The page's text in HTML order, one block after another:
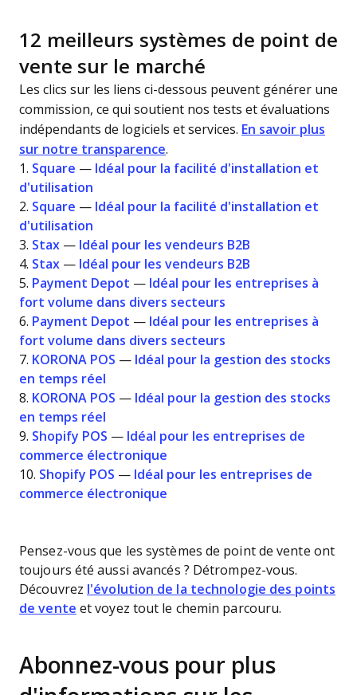
12 meilleurs systèmes de point de
vente sur le marché
Les clics sur les liens ci-dessous peuvent générer une
commission, ce qui soutient nos tests et évaluations
indépendants de logiciels et services. En savoir plus
sur notre transparence.
1. Square — Idéal pour la facilité d'installation et
d'utilisation
2. Square — Idéal pour la facilité d'installation et
d'utilisation
3. Stax — Idéal pour les vendeurs B2B
4. Stax — Idéal pour les vendeurs B2B
5. Payment Depot — Idéal pour les entreprises à
fort volume dans divers secteurs
6. Payment Depot — Idéal pour les entreprises à
fort volume dans divers secteurs
7. KORONA POS — Idéal pour la gestion des stocks
en temps réel
8. KORONA POS — Idéal pour la gestion des stocks
en temps réel
9. Shopify POS — Idéal pour les entreprises de
commerce électronique
10. Shopify POS — Idéal pour les entreprises de
commerce électronique
Pensez-vous que les systèmes de point de vente ont
toujours été aussi avancés ? Détrompez-vous.
Découvrez l'évolution de la technologie des points
de vente et voyez tout le chemin parcouru.​
Abonnez-vous pour plus